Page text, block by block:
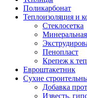
Поликарбонат
Теплоизоляция и
Стеклосетка
Минеральная
Пенопласт
Крепеж к
Евроштакетник
Сухие
Добавка
Известь,